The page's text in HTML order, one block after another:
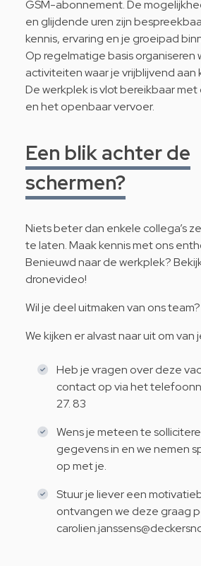
GSM-abonnement. De
en glijdende uren zijn
kennis, ervaring en je groeipad
Op regelmatige basis organiseren
activiteiten waar je vrijblijvend aan
De werkplek is vlot bereikbaar
en het openbaar vervoer.
Een blik achter de
schermen?
Niets beter dan enkele collega’s
te laten. Maak kennis met ons
Benieuwd naar de werkplek?
dronevideo!
Wil je deel uitmaken van ons team?
We kijken er alvast naar uit om van
Heb je vragen over deze
contact op via het
27. 83
Wens je meteen te
gegevens in en we nemen
op met je.
Stuur je liever een
ontvangen we deze graag